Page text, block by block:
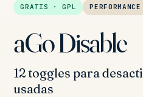
GRATIS · GPL PERFORMANCE
aGo Disable
12 toggles para
usadas